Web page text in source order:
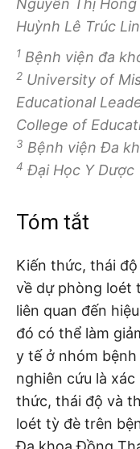
Huỳnh Lê Trúc
1 Bệnh viện đa
2 University of
Educational
College of
3 Bệnh viện Đa
4 Đại Học Y Dược
Tóm tắt
Kiến thức, thái
về dự phòng loét
liên quan đến
đó có thể làm
y tế ở nhóm bệnh
nghiên cứu là
thức, thái độ và
loét tỳ đè trên